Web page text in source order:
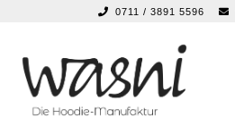
0711 / 3891 5596
Navigation
springen
Inhalt
springen